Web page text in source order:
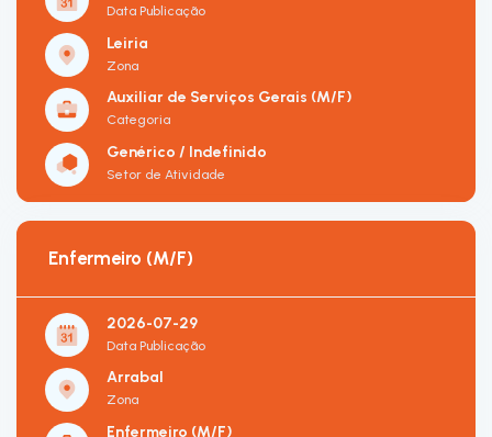
Data Publicação
Leiria
Zona
Auxiliar de Serviços Gerais (M/F)
Categoria
Genérico / Indefinido
Setor de Atividade
Enfermeiro (M/F)
2026-07-29
Data Publicação
Arrabal
Zona
Enfermeiro (M/F)